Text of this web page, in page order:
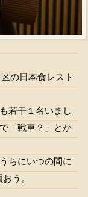
の日本食レスト
若干１名いまし
「戦車？」とか
ちにいつの間に
う。